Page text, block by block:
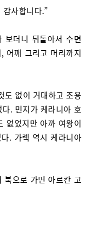
사합니다.”
보더니 뒤돌아서 수면
어깨 그리고 머리까지
도 없이 거대하고 조용
. 민지가 케라니아 호
없었지만 아까 여왕이
. 가렉 역시 케라니아
북으로 가면 아르칸 고